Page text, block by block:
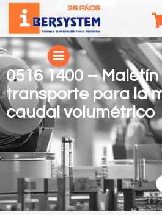
0516 1400 –
transporte para la
caudal volumétrico